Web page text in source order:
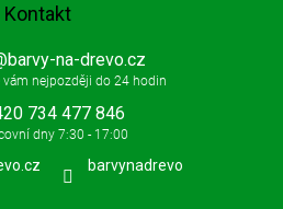
Kontakt
barvy-na-drevo.cz
734 477 846
barvynadrevo